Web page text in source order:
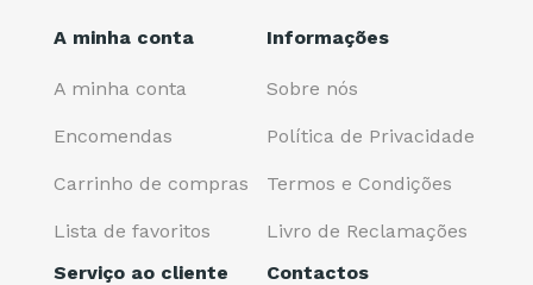
A minha conta
A minha conta
Encomendas
Carrinho de compras
Lista de favoritos
Informações
Sobre nós
Política de Privacidade
Termos e Condições
Livro de Reclamações
Serviço ao cliente
Contactos